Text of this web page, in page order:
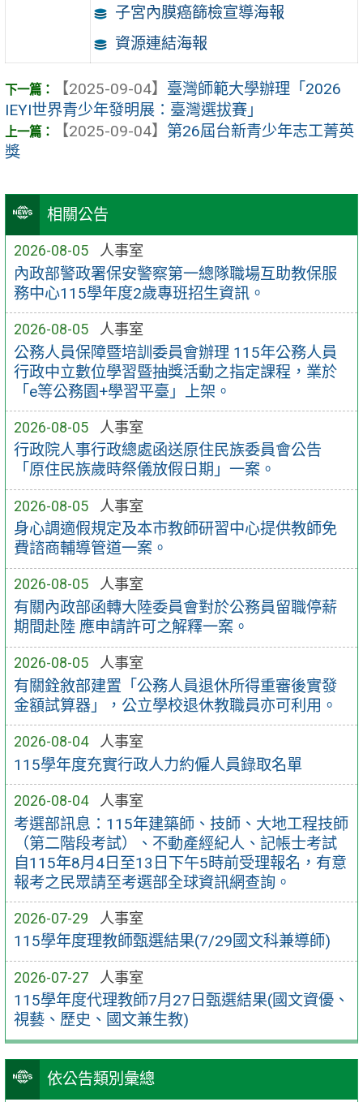
相關公告
2026-08-05 人事室
內政部警政署保安警察第一總隊職場互助教保服
務中心115學年度2歲專班招生資訊。
2026-08-05 人事室
公務人員保障暨培訓委員會辦理 115年公務人員
行政中立數位學習暨抽獎活動之指定課程，業於
「e等公務園+學習平臺」上架。
2026-08-05 人事室
行政院人事行政總處函送原住民族委員會公告
「原住民族歲時祭儀放假日期」一案。
2026-08-05 人事室
身心調適假規定及本市教師研習中心提供教師免
費諮商輔導管道一案。
2026-08-05 人事室
有關內政部函轉大陸委員會對於公務員留職停薪
期間赴陸 應申請許可之解釋一案。
2026-08-05 人事室
有關銓敘部建置「公務人員退休所得重審後實發
金額試算器」，公立學校退休教職員亦可利用。
2026-08-04 人事室
115學年度充實行政人力約僱人員錄取名單
2026-08-04 人事室
考選部訊息：115年建築師、技師、大地工程技師
（第二階段考試）、不動產經紀人、記帳士考試
自115年8月4日至13日下午5時前受理報名，有意
報考之民眾請至考選部全球資訊網查詢。
2026-07-29 人事室
115學年度理教師甄選結果(7/29國文科兼導師)
2026-07-27 人事室
115學年度代理教師7月27日甄選結果(國文資優、
視藝、歷史、國文兼生教)
依公告類別彙總
子宮內膜癌篩檢宣導海報
資源連結海報
【2025-09-04】 臺灣師範大學辦理「2026
IEYI世界青少年發明展：臺灣選拔賽」
【2025-09-04】 第26屆台新青少年志工菁英
獎